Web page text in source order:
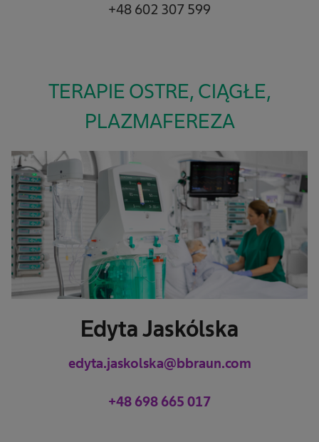
+48 602 307 599
TERAPIE OSTRE, CIĄGŁE,
PLAZMAFEREZA
Edyta Jaskólska
edyta.jaskolska@bbraun.com
+48 698 665 017